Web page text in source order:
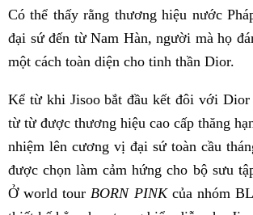
Có thể thấy rằng thương hiệu nước
đại sứ đến từ Nam Hàn, người mà họ
một cách toàn diện cho tinh thần Dior.
Kể từ khi Jisoo bắt đầu kết đôi với Dior
từ từ được thương hiệu cao cấp thăng
nhiệm lên cương vị đại sứ toàn cầu
được chọn làm cảm hứng cho bộ sưu
Ở world tourBORN PINK của nhóm